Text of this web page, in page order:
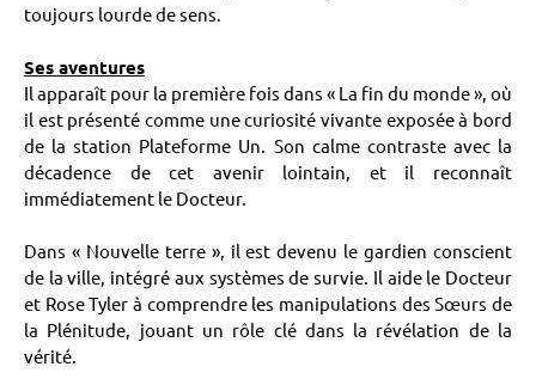
toujours lourde de sens.
Ses aventures
Il apparaît pour la première fois dans « La fin du monde », où
il est présenté comme une curiosité vivante exposée à bord
de la station Plateforme Un. Son calme contraste avec la
décadence de cet avenir lointain, et il reconnaît
immédiatement le Docteur.
Dans « Nouvelle terre », il est devenu le gardien conscient
de la ville, intégré aux systèmes de survie. Il aide le Docteur
et Rose Tyler à comprendre les manipulations des Sœurs de
la Plénitude, jouant un rôle clé dans la révélation de la
vérité.